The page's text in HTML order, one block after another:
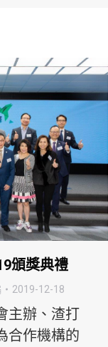
頒獎典禮
2019-12-18
主辦、渣打
合作機構的